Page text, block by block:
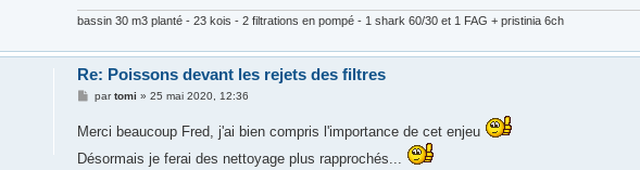
bassin 30 m3 planté - 23 kois - 2 filtrations en pompé - 1 shark 60/30 et 1 FAG + pristinia 6ch
Re: Poissons devant les rejets des filtres
M
s
g
partomi »25 mai 2020, 12:36
Merci beaucoup Fred, j'ai bien compris l'importance de cet enjeu
Désormais je ferai des nettoyage plus rapprochés...